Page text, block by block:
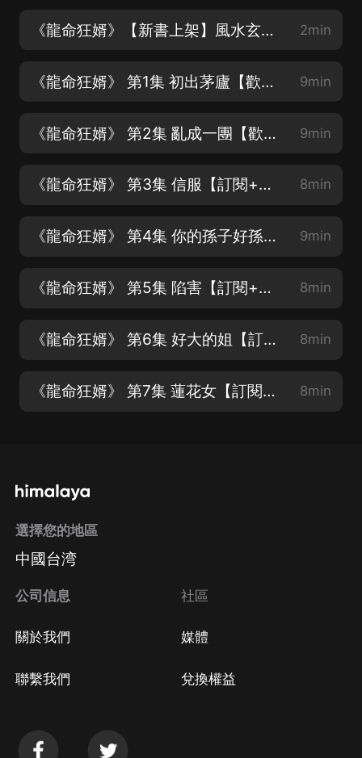
《龍命狂婿》【新書上架】風水玄學 | 現代言情 | 都市生活 2min
《龍命狂婿》 第1集 初出茅廬【歡迎收聽評論+關注哦】 9min
《龍命狂婿》 第2集 亂成一團【歡迎收聽評論➕關注哦】 9min
《龍命狂婿》 第3集 信服【訂閱+評論+月票，追更不迷路】 8min
《龍命狂婿》 第4集 你的孫子好孫子【訂閱+評論+月票，追更不迷路】 9min
《龍命狂婿》 第5集 陷害【訂閱+評論+月票，追更不迷路】 8min
《龍命狂婿》 第6集 好大的姐【訂閱+評論+月票，追更不迷路】 8min
《龍命狂婿》 第7集 蓮花女【訂閱+評論+月票，追更不迷路】 8min
選擇您的地區
中國台湾
公司信息
關於我們
聯繫我們
社區
媒體
兌換權益